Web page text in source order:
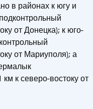
в районах к югу и
от Донецка); к юго-
от Мариуполя); а
к северо-востоку от